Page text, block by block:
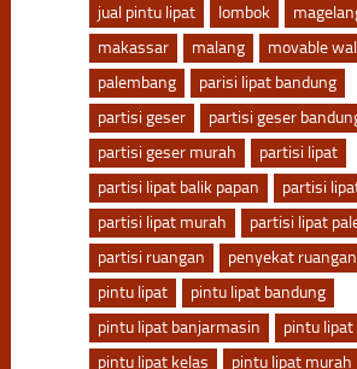
jual pintu lipat
lombok
makassar
malang
movable
palembang
parisi lipat bandung
partisi geser
partisi geser
partisi geser murah
partisi lipat
partisi lipat balik papan
partisi
partisi lipat murah
partisi lipat
partisi ruangan
penyekat ruangan
pintu lipat
pintu lipat bandung
pintu lipat banjarmasin
pintu lipat
pintu lipat kelas
pintu lipat murah